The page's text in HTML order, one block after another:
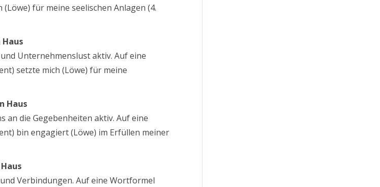
für meine seelischen Anlagen (4.
Unternehmenslust aktiv. Auf eine
setzte mich (Löwe) für meine
Haus
an die Gegebenheiten aktiv. Auf eine
bin engagiert (Löwe) im Erfüllen meiner
Verbindungen. Auf eine Wortformel